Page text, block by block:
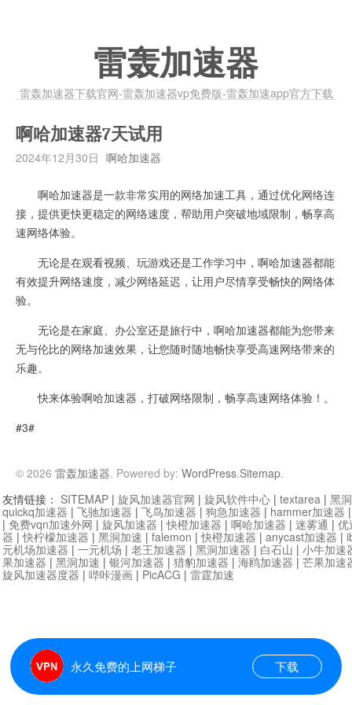
雷轰加速器
雷轰加速器下载官网-雷轰加速器vp免费版-雷轰加速app官方下载
啊哈加速器7天试用
2024年12月30日 啊哈加速器
啊哈加速器是一款非常实用的网络加速工具，通过优化网络连
接，提供更快更稳定的网络速度，帮助用户突破地域限制，畅享高
速网络体验。
无论是在观看视频、玩游戏还是工作学习中，啊哈加速器都能
有效提升网络速度，减少网络延迟，让用户尽情享受畅快的网络体
验。
无论是在家庭、办公室还是旅行中，啊哈加速器都能为您带来
无与伦比的网络加速效果，让您随时随地畅快享受高速网络带来的
乐趣。
快来体验啊哈加速器，打破网络限制，畅享高速网络体验！。
#3#
© 2026 雷轰加速器. Powered by: WordPress.Sitemap.
永久免费的上网梯子 下载
友情链接： SITEMAP | 旋风加速器官网 | 旋风软件中心 | textarea | 黑
quickq加速器 | 飞驰加速器 | 飞鸟加速器 | 狗急加速器 | hammer加速器
| 免费vqn加速外网 | 旋风加速器 |快橙加速器 | 啊哈加速器 | 迷雾通 | 优
器 |快柠檬加速器 | 黑洞加速 | falemon |快橙加速器 | anycast加速器 |
元机场加速器 | 一元机场 | 老王加速器 | 黑洞加速器 | 白石山 | 小牛加速
果加速器 | 黑洞加速 | 银河加速器 | 猎豹加速器 | 海鸥加速器 | 芒果加速
旋风加速器度器 | 哔咔漫画 | PicACG | 雷霆加速